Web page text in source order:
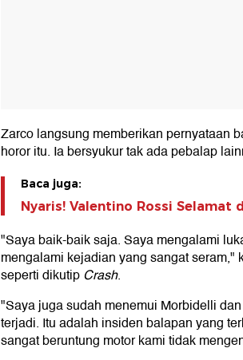
Zarco langsung memberikan pernyataan
horor itu. Ia bersyukur tak ada pebalap
Baca juga:
Nyaris! Valentino Rossi
"Saya baik-baik saja. Saya mengalami
mengalami kejadian yang sangat
seperti dikutipCrash.
"Saya juga sudah menemui Morbidelli
terjadi. Itu adalah insiden balapan yang
sangat beruntung motor kami tidak